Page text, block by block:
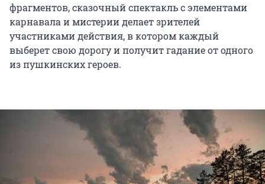
фрагментов, сказочный спектакль с элементами
карнавала и мистерии делает зрителей
участниками действия, в котором каждый
выберет свою дорогу и получит гадание от одного
из пушкинских героев.